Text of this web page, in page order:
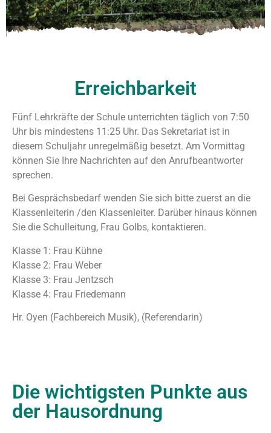
Erreichbarkeit
Fünf Lehrkräfte der Schule unterrichten täglich von 7:50
Uhr bis mindestens 11:25 Uhr. Das Sekretariat ist in
diesem Schuljahr unregelmäßig besetzt. Am Vormittag
können Sie Ihre Nachrichten auf den Anrufbeantworter
sprechen.
Bei Gesprächsbedarf wenden Sie sich bitte zuerst an die
Klassenleiterin /den Klassenleiter. Darüber hinaus können
Sie die Schulleitung, Frau Golbs, kontaktieren.
Klasse 1: Frau Kühne
Klasse 2: Frau Weber
Klasse 3: Frau Jentzsch
Klasse 4: Frau Friedemann
Hr. Oyen (Fachbereich Musik), (Referendarin)
Die wichtigsten Punkte aus
der Hausordnung